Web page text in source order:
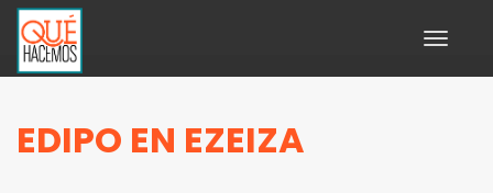
Toggle
EDIPO EN EZEIZA